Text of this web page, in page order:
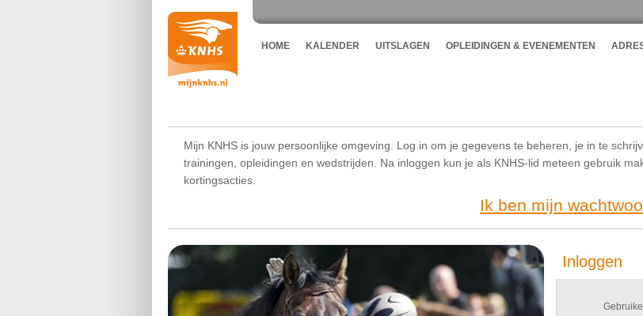
HOME KALENDER UITSLAGEN OPLEIDINGEN & EVENEMENTEN
Mijn KNHS is jouw persoonlijke omgeving. Log in om je gegevens te beheren, je in te
trainingen, opleidingen en wedstrijden. Na inloggen kun je als KNHS-lid meteen gebruik
kortingsacties.
Ik ben mijn
Inloggen